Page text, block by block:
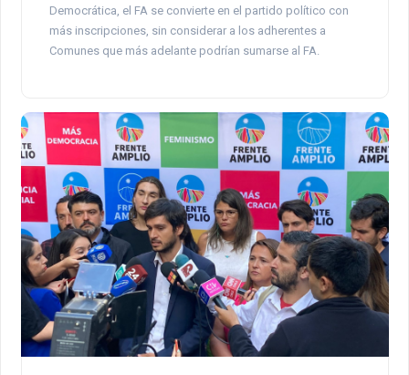
Democrática, el FA se convierte en el partido político con
más inscripciones, sin considerar a los adherentes a
Comunes que más adelante podrían sumarse al FA.